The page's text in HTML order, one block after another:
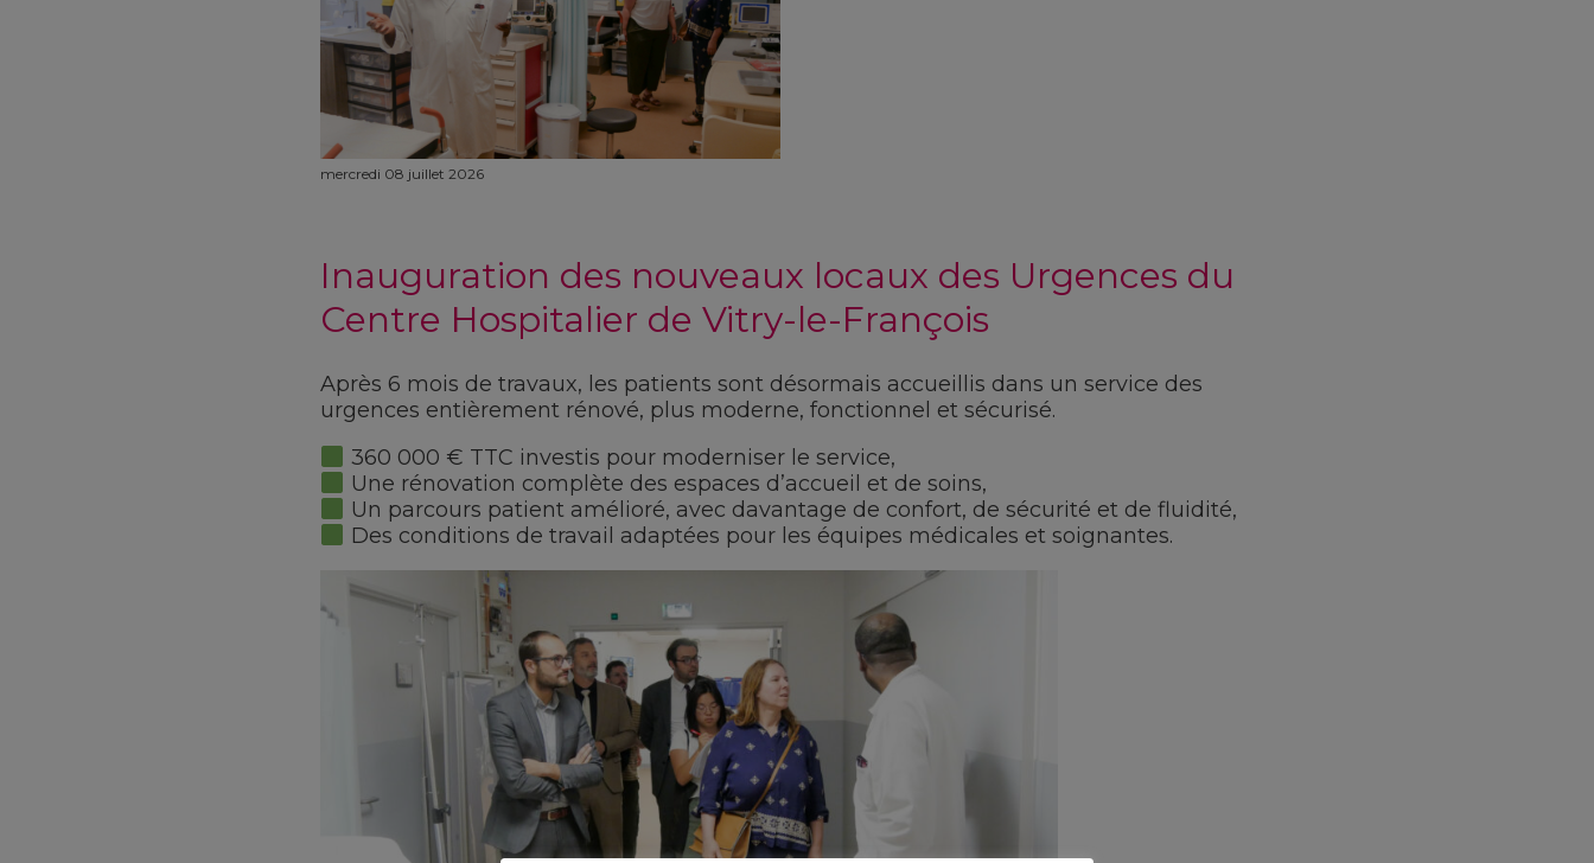
mercredi 08 juillet 2026
Inauguration des nouveaux locaux des Urgences du
Centre Hospitalier de Vitry-le-François
Après 6 mois de travaux, les patients sont désormais accueillis dans un service des
urgences entièrement rénové, plus moderne, fonctionnel et sécurisé.
360 000 € TTC investis pour moderniser le service,
Une rénovation complète des espaces d’accueil et de soins,
Un parcours patient amélioré, avec davantage de confort, de sécurité et de fluidité,
Des conditions de travail adaptées pour les équipes médicales et soignantes.